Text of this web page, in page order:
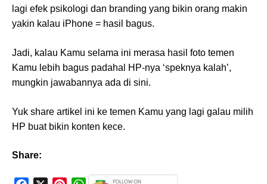
lagi efek psikologi dan branding yang bikin orang makin
yakin kalau iPhone = hasil bagus.
Jadi, kalau Kamu selama ini merasa hasil foto temen
Kamu lebih bagus padahal HP-nya ‘speknya kalah’,
mungkin jawabannya ada di sini.
Yuk share artikel ini ke temen Kamu yang lagi galau milih
HP buat bikin konten kece.
Share: